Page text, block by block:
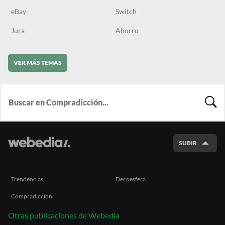
eBay Switch
Jura Ahorro
VER MÁS TEMAS
SUBIR
Trendencias Decoesfera
Compradiccion
Otras publicaciones de Webedia